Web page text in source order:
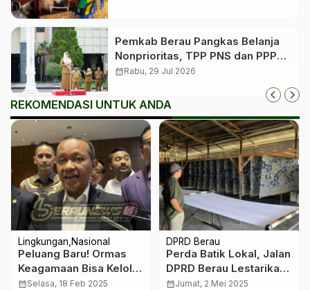
Pemkab Berau Pangkas Belanja
Nonprioritas, TPP PNS dan PPPK
Tetap Dibayar
calendar_monthRabu, 29 Jul 2026
REKOMENDASI UNTUK ANDA
Lingkungan Nasional
Peluang Baru! Ormas
Keagamaan Bisa Kelola
Tambang Tanpa
calendar_monthSelasa, 18 Feb 2025
DPRD Berau
Perda Batik Lokal, Jalan
DPRD Berau Lestarikan
Budaya dan Majukan
calendar_monthJumat, 2 Mei 2025